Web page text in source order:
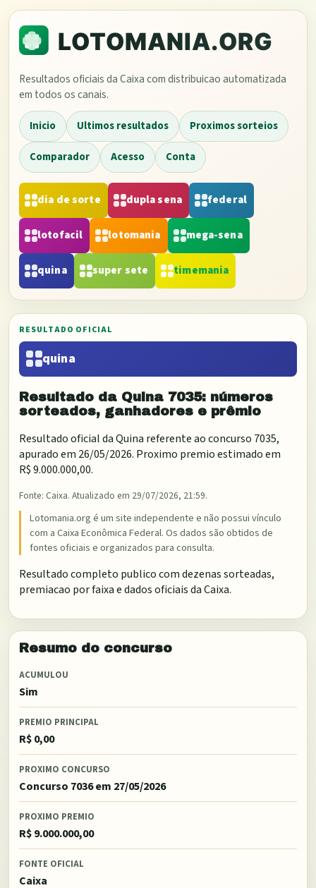
Resultados oficiais da Caixa com distribuicao automatizada
em todos os canais.
Inicio Ultimos resultados Proximos sorteios
Comparador Acesso Conta
dia de sorte dupla sena federal
lotofacil lotomania mega-sena
quina super sete timemania
RESULTADO OFICIAL
quina
Resultado da Quina 7035: números
sorteados, ganhadores e prêmio
Resultado oficial daQuina referente ao concurso 7035,
apurado em 26/05/2026. Proximo premio estimado em
R$ 9.000.000,00.
Fonte: Caixa. Atualizado em 29/07/2026, 21:59.
Lotomania.org é um site independente e não possui vínculo
com a Caixa Econômica Federal. Os dados são obtidos de
fontes oficiais e organizados para consulta.
Resultado completo publico com dezenas sorteadas,
premiacao por faixa e dados oficiais da Caixa.
Resumo do concurso
ACUMULOU
Sim
PREMIO PRINCIPAL
R$ 0,00
PROXIMO CONCURSO
Concurso 7036em 27/05/2026
PROXIMO PREMIO
R$ 9.000.000,00
FONTE OFICIAL
Caixa